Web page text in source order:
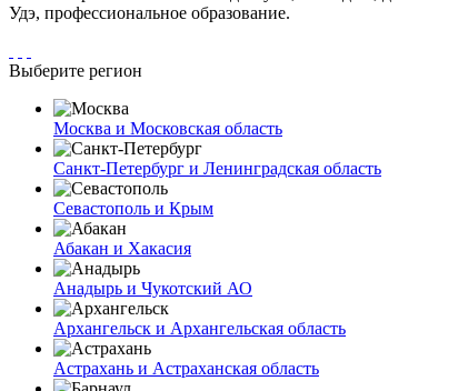
Удэ, профессиональное образование.
Выберите регион
Москва и Московская область
Санкт-Петербург и Ленинградская область
Севастополь и Крым
Абакан и Хакасия
Анадырь и Чукотский АО
Архангельск и Архангельская область
Астрахань и Астраханская область